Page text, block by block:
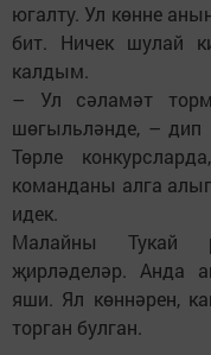
югалту. Ул көнне
бит. Ничек шулай
калдым.
– Ул сәламәт
шөгыльләнде, –
Төрле
команданы алга
идек.
Малайны Тукай
җирләделәр. Анда
яши. Ял көннәрен,
торган булган.